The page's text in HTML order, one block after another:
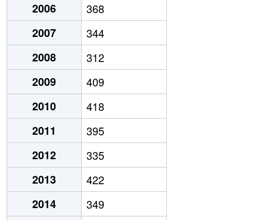
2006
368
2007
344
2008
312
2009
409
2010
418
2011
395
2012
335
2013
422
2014
349